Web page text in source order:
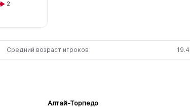
2
Средний возраст игроков 19.4
Алтай-Торпедо